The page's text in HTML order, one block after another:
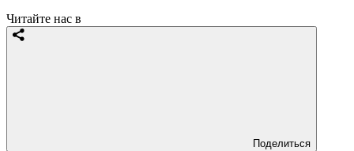
Читайте нас в
Поделиться